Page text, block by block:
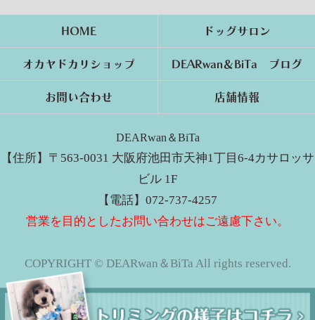
HOME ドッグサロン
オカヤドカリショップ DEARwan＆BiTa ブログ
お問い合わせ 店舗情報
DEARwan＆BiTa
【住所】〒563-0031 大阪府池田市天神1丁目6-4カサロッサ
ビル 1F
【電話】072-737-4257
営業を目的としたお問い合わせはご遠慮下さい。
COPYRIGHT © DEARwan＆BiTa All rights reserved.